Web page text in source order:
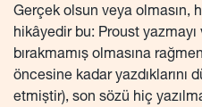
Gerçek olsun veya olmasın,
hikâyedir bu: Proust
bırakmamış olmasına
öncesine kadar yazdıklarını
etmiştir), son sözü hiç